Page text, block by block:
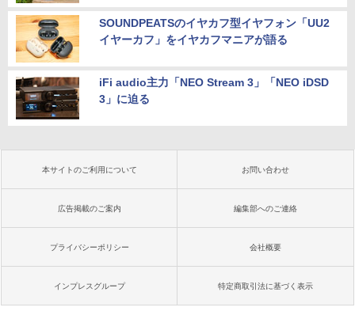
SOUNDPEATSのイヤカフ型イヤフォン「UU2
イヤーカフ」をイヤカフマニアが語る
iFi audio主力「NEO Stream 3」「NEO iDSD
3」に迫る
本サイトのご利用について お問い合わせ
広告掲載のご案内 編集部へのご連絡
プライバシーポリシー 会社概要
インプレスグループ 特定商取引法に基づく表示